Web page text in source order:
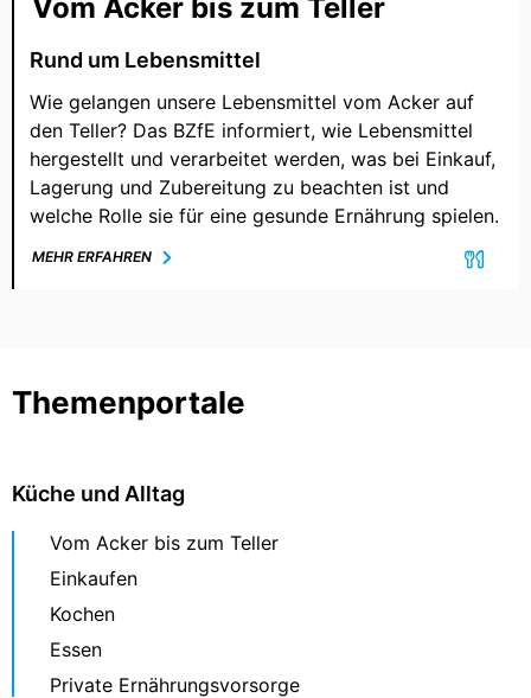
Vom Acker bis zum Teller
Rund um Lebensmittel
Wie gelangen unsere Lebensmittel vom Acker auf
den Teller? Das BZfE informiert, wie Lebensmittel
hergestellt und verarbeitet werden, was bei Einkauf,
Lagerung und Zubereitung zu beachten ist und
welche Rolle sie für eine gesunde Ernährung spielen.
MEHR ERFAHREN
Themenportale
Küche und Alltag
Vom Acker bis zum Teller
Einkaufen
Kochen
Essen
Private Ernährungsvorsorge